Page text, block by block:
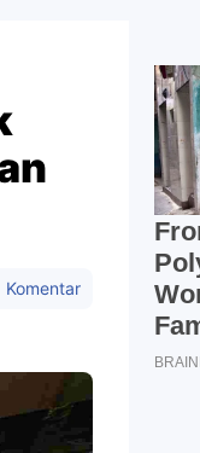
Komentar